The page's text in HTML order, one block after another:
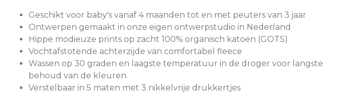
Geschikt voor baby's vanaf 4 maanden tot en met peuters van 3 jaar
Ontwerpen gemaakt in onze eigen ontwerpstudio in Nederland
Hippe modieuze prints op zacht 100% organisch katoen (GOTS)
Vochtafstotende achterzijde van comfortabel fleece
Wassen op 30 graden en laagste temperatuur in de droger voor langste
behoud van de kleuren.
Verstelbaar in 5 maten met 3 nikkelvrije drukkertjes